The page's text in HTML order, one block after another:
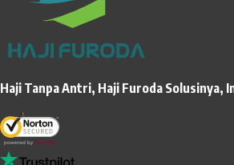
Haji Tanpa Antri, Haji Furoda Solusinya,